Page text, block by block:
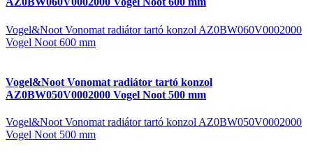
Vogel&Noot Vonomat radiátor tartó konzol AZ0BW060V0002000
Vogel Noot 600 mm
Vogel&Noot Vonomat radiátor tartó konzol
AZ0BW050V0002000 Vogel Noot 500 mm
Vogel&Noot Vonomat radiátor tartó konzol AZ0BW050V0002000
Vogel Noot 500 mm